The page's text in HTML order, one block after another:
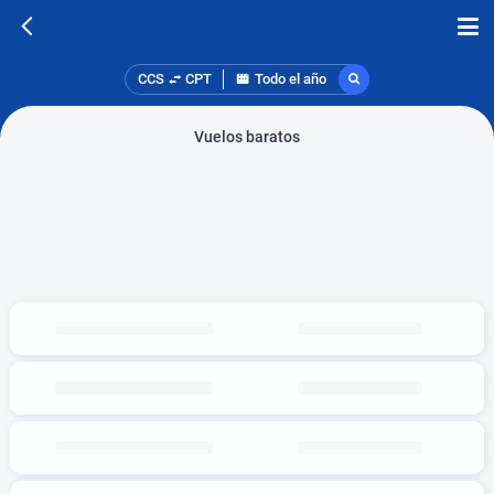
CCS CPT Todo el año
Vuelos baratos